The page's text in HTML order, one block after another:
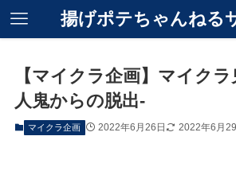
揚げポテちゃんねる
【マイクラ企画】マイク
人鬼からの脱出-
マイクラ企画 2022年6月26日 2022年6月